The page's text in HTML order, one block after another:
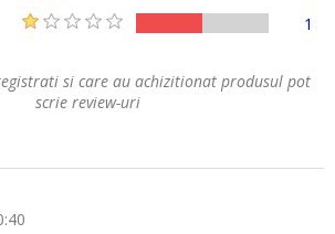
1
si care au achizitionat produsul pot
scrie review-uri